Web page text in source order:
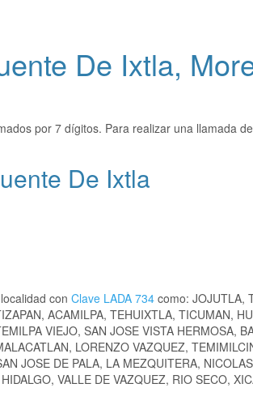
De Ixtla,
por 7 dígitos. Para realizar una llamada
De Ixtla
con Clave LADA 734 como: JOJUTLA,
ACAMILPA, TEHUIXTLA, TICUMAN,
VIEJO, SAN JOSE VISTA HERMOSA,
LORENZO VAZQUEZ,
JOSE DE PALA, LA MEZQUITERA,
VALLE DE VAZQUEZ, RIO SECO,